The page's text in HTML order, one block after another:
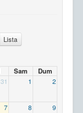
Lista
Sam
Dum
31 1 2
7 8 9